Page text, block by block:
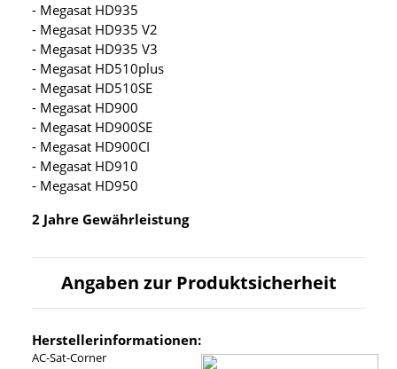
- Megasat HD935
- Megasat HD935 V2
- Megasat HD935 V3
- Megasat HD510plus
- Megasat HD510SE
- Megasat HD900
- Megasat HD900SE
- Megasat HD900CI
- Megasat HD910
- Megasat HD950
2 Jahre Gewährleistung
Angaben zur Produktsicherheit
Herstellerinformationen:
AC-Sat-Corner